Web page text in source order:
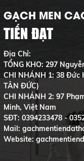
GẠCH MEN
TIẾN ĐẠT
Địa Chỉ:
TỔNG KHO: 297
CHI NHÁNH 1: 38 Đức
TÂN ĐỨC)
CHI NHÁNH 2: 97
Minh, Việt Nam
SĐT: 0394233478 -
Mail:
Website: